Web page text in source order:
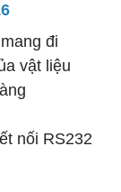
đi
vật liệu
nối RS232